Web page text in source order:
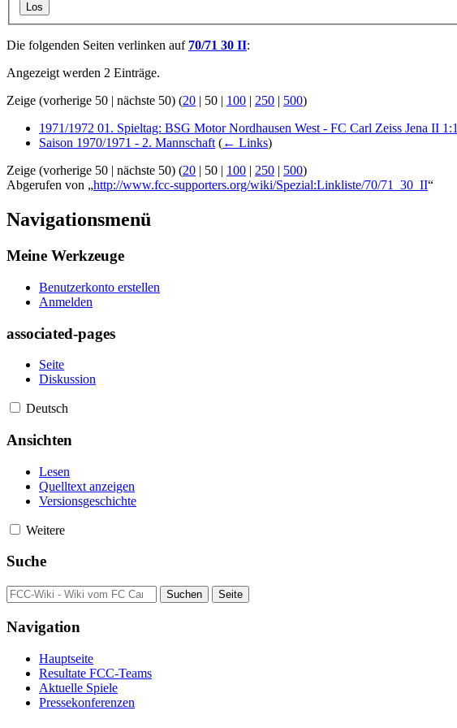
Los
Die folgenden Seiten verlinken auf 70/71 30 II:
Angezeigt werden 2 Einträge.
Zeige (vorherige 50 | nächste 50) (20 | 50 | 100 | 250 | 500)
1971/1972 01. Spieltag: BSG Motor Nordhausen West - FC Carl Zeiss Jena II 1:1
Saison 1970/1971 - 2. Mannschaft (← Links)
Zeige (vorherige 50 | nächste 50) (20 | 50 | 100 | 250 | 500)
Abgerufen von „http://www.fcc-supporters.org/wiki/Spezial:Linkliste/70/71_30_II“
Navigationsmenü
Meine Werkzeuge
Benutzerkonto erstellen
Anmelden
associated-pages
Seite
Diskussion
Deutsch
Ansichten
Lesen
Quelltext anzeigen
Versionsgeschichte
Weitere
Suche
Navigation
Hauptseite
Resultate FCC-Teams
Aktuelle Spiele
Pressekonferenzen